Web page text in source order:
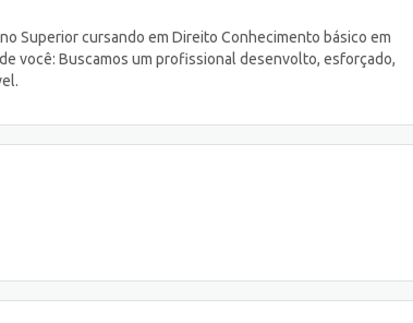
Superior cursando em Direito Conhecimento básico em
você: Buscamos um profissional desenvolto, esforçado,